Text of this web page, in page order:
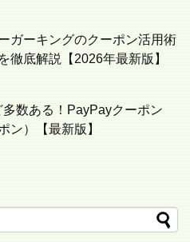
ガーキングのクーポン活用術
徹底解説【2026年最新版】
数ある！PayPayクーポン
ン）【最新版】